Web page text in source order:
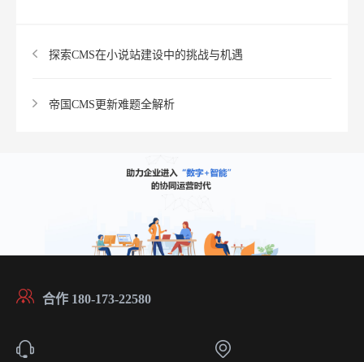
探索CMS在小说站建设中的挑战与机遇
帝国CMS更新难题全解析
合作 180-173-22580